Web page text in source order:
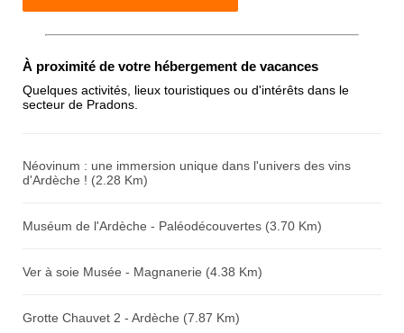
Antispam - Combien font 7x4 (en
chiffres) :
À proximité de votre hébergement de vacances
Quelques activités, lieux touristiques ou d'intérêts dans le
secteur de Pradons.
Néovinum : une immersion unique dans l'univers des vins
d'Ardèche ! (2.28 Km)
Muséum de l'Ardèche - Paléodécouvertes (3.70 Km)
Ver à soie Musée - Magnanerie (4.38 Km)
Grotte Chauvet 2 - Ardèche (7.87 Km)